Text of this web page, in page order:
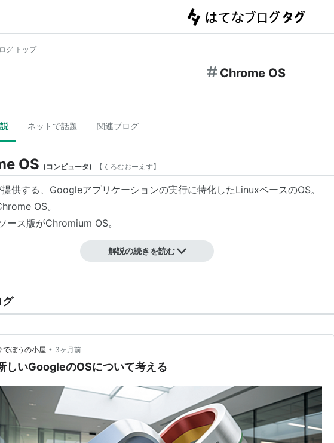
グ トップ
Chrome OS
ネットで話題 関連ブログ
OS (コンピュータ) 【 くろむおーえす】
提供する、Googleアプリケーションの実行に特化したLinuxベースのOS。
OS。
ース版がChromium OS。
」にてインストールを行う。
7日、発表。同年11月19日、Google Chrome OSのオープンソース版
OS」のソースコードが公開。
トカット
ペース：日本語入力切り替え
解説の続きを読む
グ
でぼうの小屋 • 3ヶ月前
しいGoogleのOSについて考える